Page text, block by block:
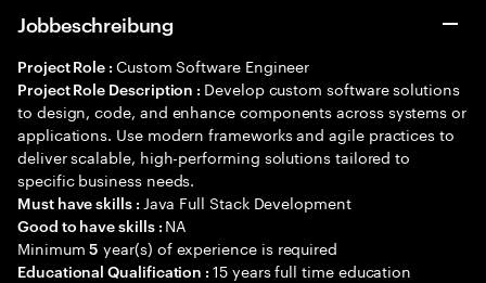
Jobbeschreibung
Project Role : Custom Software Engineer
Project Role Description : Develop custom software solutions
to design, code, and enhance components across systems or
applications. Use modern frameworks and agile practices to
deliver scalable, high-performing solutions tailored to
specific business needs.
Must have skills : Java Full Stack Development
Good to have skills : NA
Minimum5 year(s) of experience is required
Educational Qualification :15 years full time education